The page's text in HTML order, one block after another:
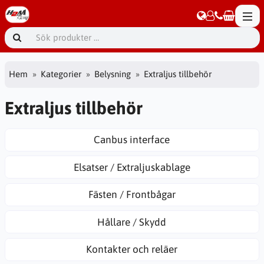
Hem Kategorier Belysning Extraljus tillbehör
Extraljus tillbehör
Canbus interface
Elsatser / Extraljuskablage
Fästen / Frontbågar
Hållare / Skydd
Kontakter och reläer